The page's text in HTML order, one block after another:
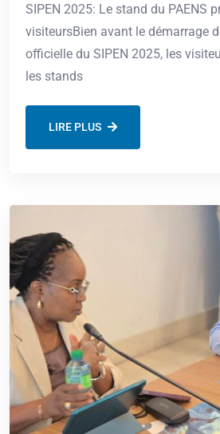
SIPEN 2025: Le stand du PAENS
visiteursBien avant le démarrage
officielle du SIPEN 2025, les
les stands
LIRE PLUS